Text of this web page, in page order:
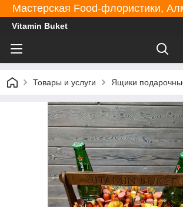
Мастерская Food-флористики,
Vitamin Buket
Товары и услуги Ящики